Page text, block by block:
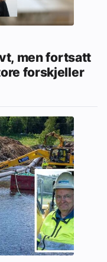
men fortsatt
forskjeller